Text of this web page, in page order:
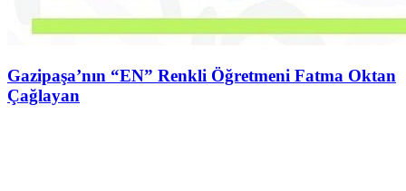
Gazipaşa’nın “EN” Renkli Öğretmeni Fatma Oktan
Çağlayan